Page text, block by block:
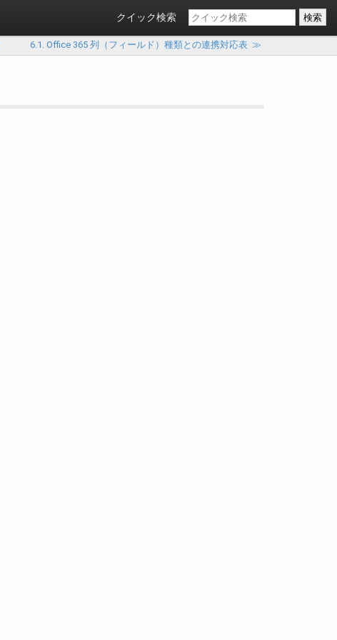
クイック検索
6.1. Office 365 列（フィールド）種類との連携対応表≫